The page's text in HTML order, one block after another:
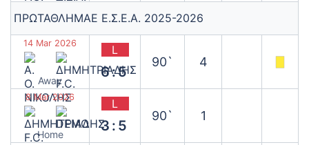
ΠΡΩΤΑΘΛΗΜΑΕ Ε.Σ.Ε.Α. 2025-2026
14 Mar 2026
Away
L
6:5
90` 4
8 Mar 2026
Home
L
3:5
90` 1